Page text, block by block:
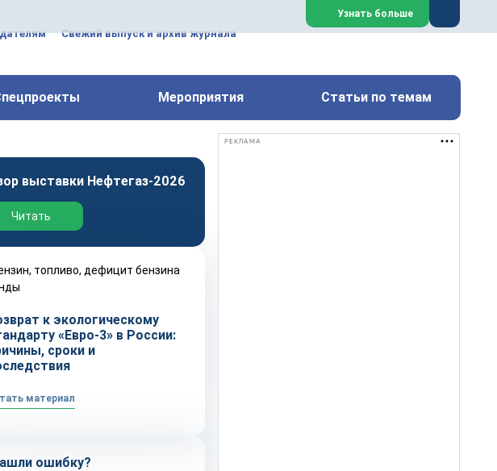
восстановлением, техническим обслуживанием
нефтехимических, металлургических
Закрыть
Узнать больше
Свежий выпуск и архив журнала
Мероприятия Статьи по темам
выставки Нефтегаз-2026
Читать
к экологическому
«Евро-3» в России:
сроки и
материал
ошибку?
РЕКЛАМА